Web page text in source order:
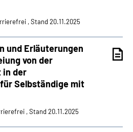
, Stand 20.11.2025
und Erläuterungen
von der
in der
Selbständige mit
, Stand 20.11.2025